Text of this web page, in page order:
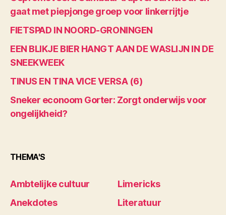
gaat met piepjonge groep voor linkerrijtje
FIETSPAD IN NOORD-GRONINGEN
EEN BLIKJE BIER HANGT AAN DE WASLIJN IN DE
SNEEKWEEK
TINUS EN TINA VICE VERSA (6)
Sneker econoom Gorter: Zorgt onderwijs voor
ongelijkheid?
THEMA'S
Ambtelijke cultuur
Anekdotes
Limericks
Literatuur